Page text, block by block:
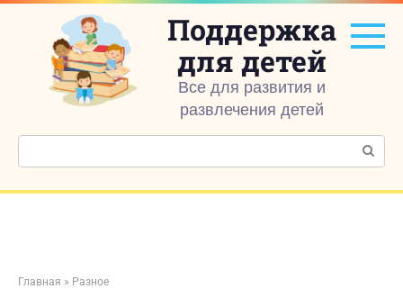
Перейти
контенту
Поддержка
для детей
Все для развития и
развлечения детей
Поиск:
Главная » Разное